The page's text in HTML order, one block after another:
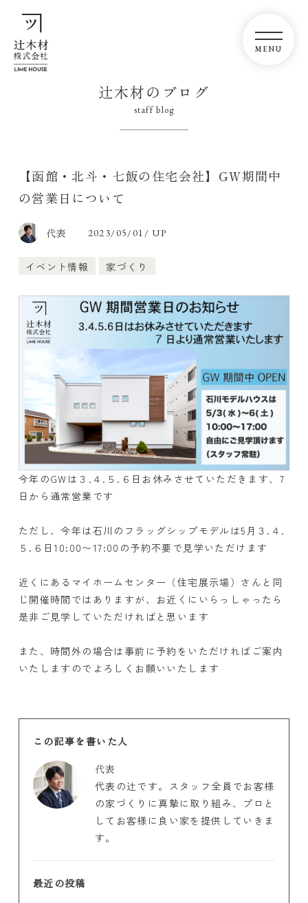
辻木材のブログ
staff blog
【函館・北斗・七飯の住宅会社】GW期間中
の営業日について
代表 2023/05/01/ UP
イベント情報 家づくり
今年のGWは３.４.５.６日お休みさせていただきます、7
日から通常営業です
ただし、今年は石川のフラッグシップモデルは5月３.４.
５.６日10:00〜17:00の予約不要で見学いただけます
近くにあるマイホームセンター（住宅展示場）さんと同
じ開催時間ではありますが、お近くにいらっしゃったら
是非ご見学していただければと思います
また、時間外の場合は事前に予約をいただければご案内
いたしますのでよろしくお願いいたします
この記事を書いた人
代表
代表の辻です。スタッフ全員でお客様
の家づくりに真摯に取り組み、プロと
してお客様に良い家を提供していきま
す。
最近の投稿